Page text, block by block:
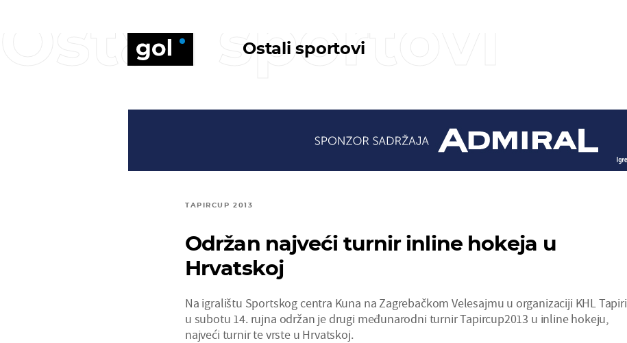
Ostali sportovi
Ostali sportovi
TAPIRCUP 2013
Održan najveći turnir inline hokeja u
Hrvatskoj
Na igralištu Sportskog centra Kuna na Zagrebačkom Velesajmu u organizaciji KHL Tapiri
u subotu 14. rujna održan je drugi međunarodni turnir Tapircup2013 u inline hokeju,
najveći turnir te vrste u Hrvatskoj.